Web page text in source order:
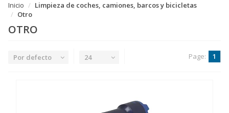
Inicio
Limpieza de coches, camiones, barcos y bicicletas
Otro
OTRO
Por defecto 24 Page: 1